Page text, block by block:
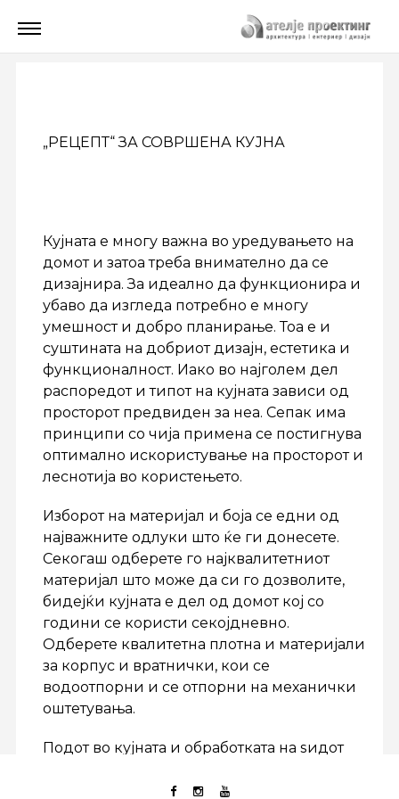
„РЕЦЕПТ“ ЗА СОВРШЕНА КУЈНА
Кујната е многу важна во уредувањето на
домот и затоа треба внимателно да се
дизајнира. За идеално да функционира и
убаво да изгледа потребно е многу
умешност и добро планирање. Тоа е и
суштината на добриот дизајн, естетика и
функционалност. Иако во најголем дел
распоредот и типот на кујната зависи од
просторот предвиден за неа. Сепак има
принципи со чија примена се постигнува
оптимално искористување на просторот и
леснотија во користењето.
Изборот на материјал и боја се едни од
најважните одлуки што ќе ги донесете.
Секогаш одберете го најквалитетниот
материјал што може да си го дозволите,
бидејќи кујната е дел од домот кој со
години се користи секојдневно.
Одберете квалитетна плотна и материјали
за корпус и вратнички, кои се
водоотпорни и се отпорни на механички
оштетувања.
Подот во кујната и обработката на ѕидот
внимателно да се одберат. Изборот е: